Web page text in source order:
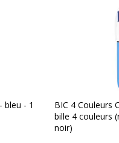
bleu - 1
BIC 4 Couleurs
bille 4 couleurs
noir)